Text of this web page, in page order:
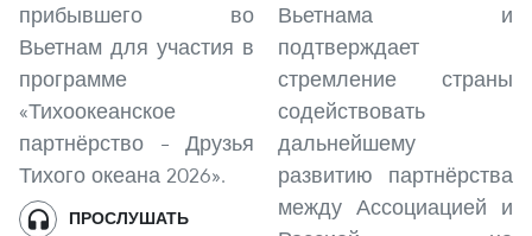
прибывшего во
Вьетнам для участия в
программе
«Тихоокеанское
партнёрство – Друзья
Тихого океана 2026».
ПРОСЛУШАТЬ
Вьетнама и
подтверждает
стремление страны
содействовать
дальнейшему
развитию партнёрства
между Ассоциацией и